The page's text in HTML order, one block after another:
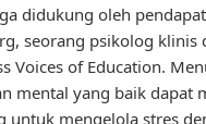
didukung oleh pendapat
seorang psikolog klinis
Voices of Education.
mental yang baik dapat
untuk mengelola stres